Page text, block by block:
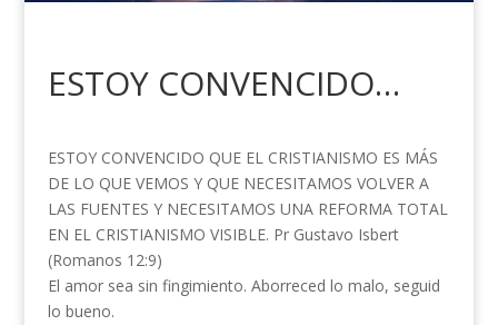
ESTOY CONVENCIDO…
ESTOY CONVENCIDO QUE EL CRISTIANISMO ES MÁS
DE LO QUE VEMOS Y QUE NECESITAMOS VOLVER A
LAS FUENTES Y NECESITAMOS UNA REFORMA TOTAL
EN EL CRISTIANISMO VISIBLE. Pr Gustavo Isbert
(Romanos 12:9)
El amor sea sin fingimiento. Aborreced lo malo, seguid
lo bueno.